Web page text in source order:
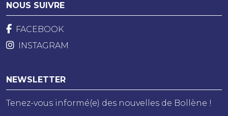
NOUS SUIVRE
FACEBOOK
INSTAGRAM
NEWSLETTER
Tenez-vous informé(e) des nouvelles de Bollène !